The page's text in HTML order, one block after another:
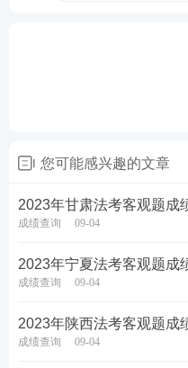
您可能感兴趣的文章
2023年甘肃法考客观题成
成绩查询 09-04
2023年宁夏法考客观题成
成绩查询 09-04
2023年陕西法考客观题成
成绩查询 09-04